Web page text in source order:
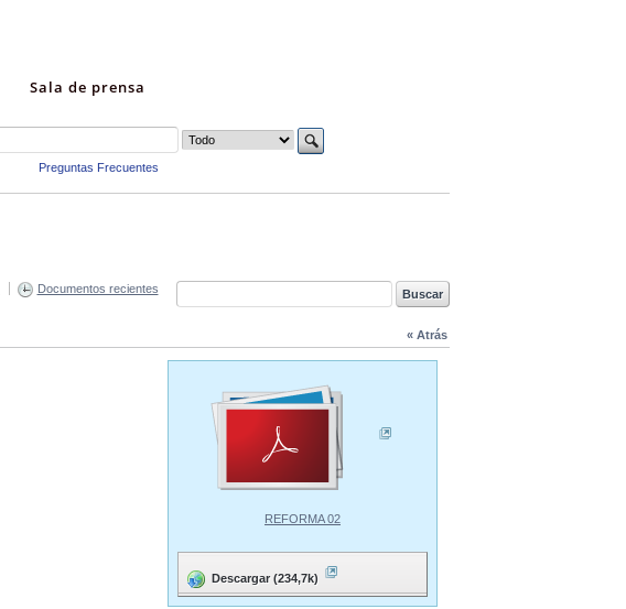
Sala de prensa
Preguntas Frecuentes
Documentos recientes
« Atrás
REFORMA 02
Descargar (234,7k)